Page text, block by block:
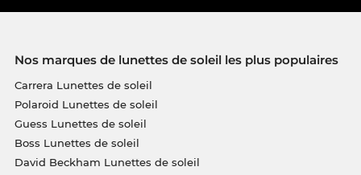
Nos marques de lunettes de soleil les plus populaires
Carrera Lunettes de soleil
Polaroid Lunettes de soleil
Guess Lunettes de soleil
Boss Lunettes de soleil
David Beckham Lunettes de soleil